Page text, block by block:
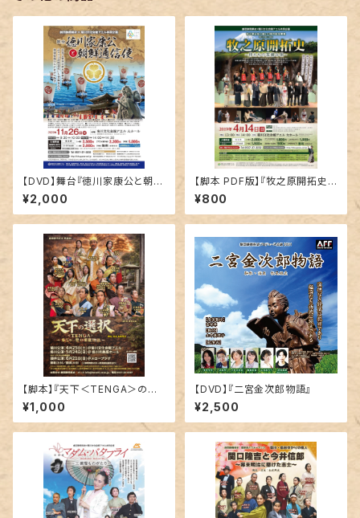
【DVD】舞台『徳川家康公と朝鮮
通信使』
¥2,000
【脚本 PDF版】『牧之原開拓史
～侍たちの茶摘み唄～』
¥800
【脚本】『天下＜TENGA＞の選
択～秀吉⇔一豊⇔家康物語～』
¥1,000
【DVD】『二宮金次郎物語』
¥2,500